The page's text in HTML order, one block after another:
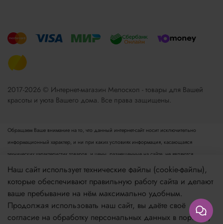
2017-2026 © Интернет-магазин Мелоскоп - товары для Вашей
красоты и уюта Вашего дома. Все права защищены.
Обращаем Ваше внимание на то, что данный интернет-сайт носит исключительно
информационный характер, и ни при каких условиях информация, касающаяся
технических характеристик товаров, и цены, размещенные на сайте, не являются
публичной офертой, определяемой положениями пункта 2 статьи 437 Гражданского
кодекса РФ. Для получения подробной информации просьба обращаться к менеджеру.
Опубликованная на данном сайте информация может быть изменена в любое время без
предварительного уведомления.
Если вы заметили ошибку в описании, пожалуйста, сообщите нам по адресу
Наш сайт использует технические файлы (cookie-файлы),
которые обеспечивают правильную работу сайта и делают
ваше пребывание на нём максимально удобным.
Продолжая использовать наш сайт, вы даёте своё
согласие на обработку персональных данных в порядке,